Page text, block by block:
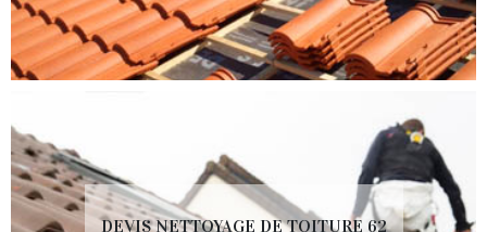
DEVIS NETTOYAGE DE TOITURE 62